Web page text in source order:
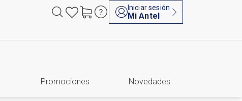
Iniciar sesión
Mi Antel
Promociones Novedades